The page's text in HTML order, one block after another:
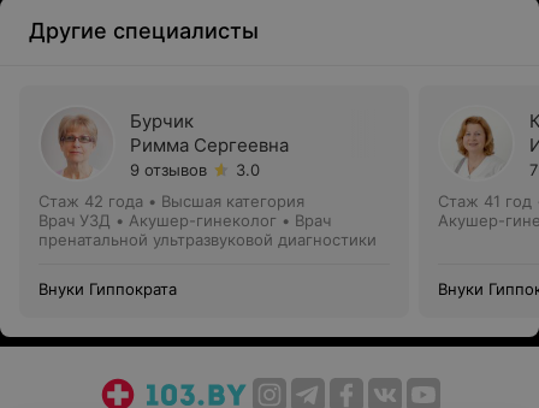
Другие специалисты
Бурчик
Римма Сергеевна
9 отзывов
3.0
Стаж 42 года • Высшая категория
Врач УЗД • Акушер-гинеколог • Врач
пренатальной ультразвуковой диагностики
Внуки Гиппократа
Стаж 41 год
Акушер-
Внуки